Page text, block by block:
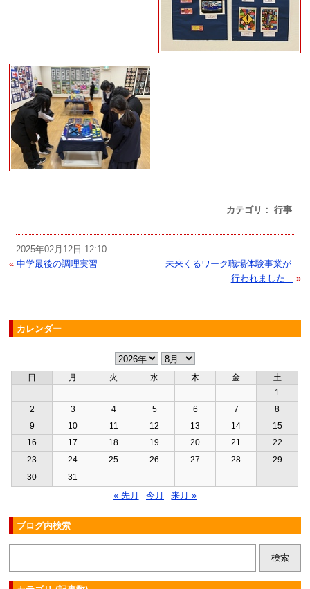
カテゴリ： 行事
2025年02月12日 12:10
« 中学最後の調理実習
未来くるワーク職場体験事業が
行われました... »
カレンダー
日 月 火 水 木 金
土
1
2
3 4 5 6 7
8
9
10 11 12 13 14
15
16
17 18 19 20 21
22
23
24 25 26 27 28
29
30
31
« 先月 今月 来月 »
ブログ内検索